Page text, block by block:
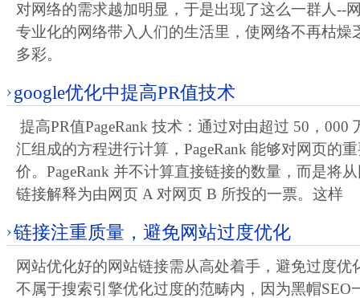
对网络的需求越加明显，于是出现了这么一群人--
专业化的网络带入人们的生活里，使网络不再枯燥
多彩。
google优化中提高PR值技术
提高PR值PageRank 技术：通过对由超过 50，000
汇组成的方程进行计算，PageRank 能够对网页的
价。PageRank 并不计算直接链接的数量，而是将
链接解释为由网页 A 对网页 B 所投的一票。这样
链接注重质量，避免网站过度优化
网站优化好的网站链接需从高处着手，避免过度优
不属于搜索引擎优化过度的范畴内，因为黑帽SEO